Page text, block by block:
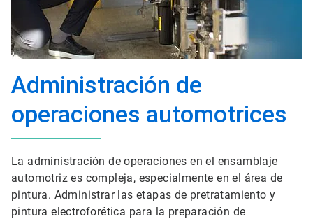
Administración de
operaciones automotrices
La administración de operaciones en el ensamblaje
automotriz es compleja, especialmente en el área de
pintura. Administrar las etapas de pretratamiento y
pintura electroforética para la preparación de